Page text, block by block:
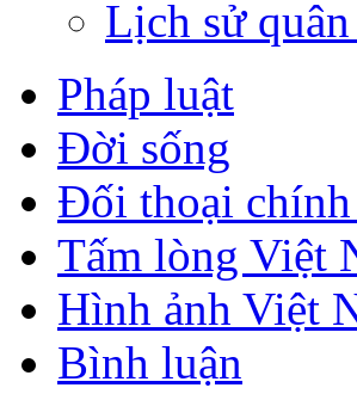
Lịch sử
Pháp luật
Đời sống
Đối thoại chính
Tấm lòng Việt
Hình ảnh Việt
Bình luận